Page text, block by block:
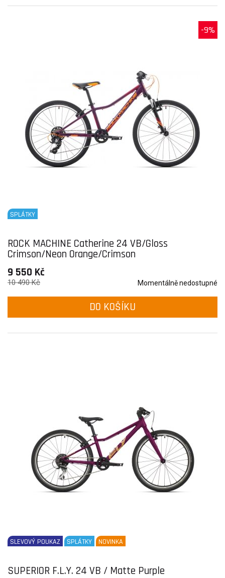
-9%
SPLÁTKY
ROCK MACHINE Catherine 24 VB/Gloss
Crimson/Neon Orange/Crimson
9 550 Kč
Momentálně nedostupné
10 490 Kč
DO KOŠÍKU
SLEVOVÝ POUKAZ SPLÁTKY NOVINKA
SUPERIOR F.L.Y. 24 VB / Matte Purple